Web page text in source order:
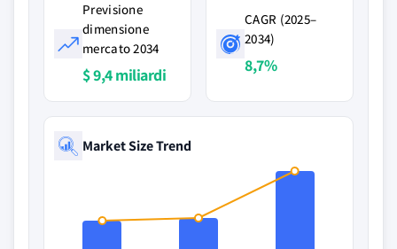
Previsione
dimensione
mercato 2034
$ 9,4 miliardi
CAGR (2025–
2034)
8,7%
Market Size Trend